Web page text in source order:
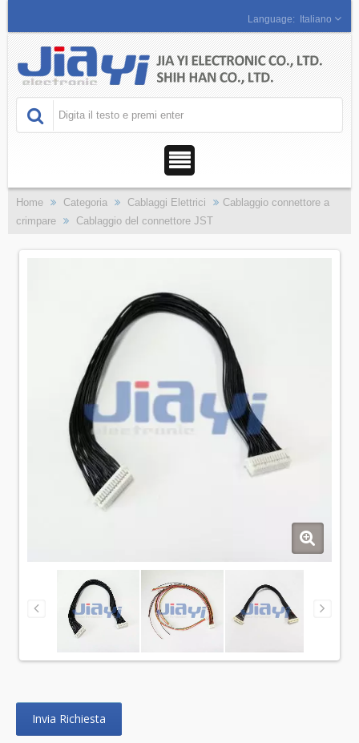
Italiano
Home Categoria Cablaggi Elettrici
Cablaggio connettore a
crimpare
Cablaggio del connettore JST
Invia Richiesta